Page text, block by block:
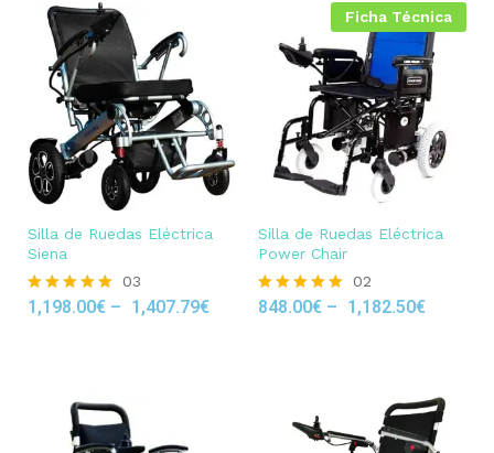
Silla de Ruedas Eléctrica
Siena
Rated
03
1,198.00€ – 1,407.79€
Ficha Técnica
Silla de Ruedas Eléctrica
Power Chair
Rated
02
848.00€ – 1,182.50€